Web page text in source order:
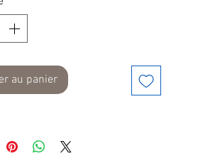
au panier